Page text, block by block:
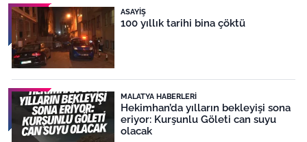
ASAYIŞ
100 yıllık tarihi bina çöktü
MALATYA HABERLERI
Hekimhan’da yılların bekleyişi sona
eriyor: Kurşunlu Göleti can suyu
olacak